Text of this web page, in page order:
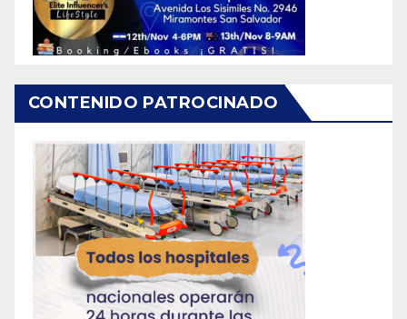
CONTENIDO PATROCINADO